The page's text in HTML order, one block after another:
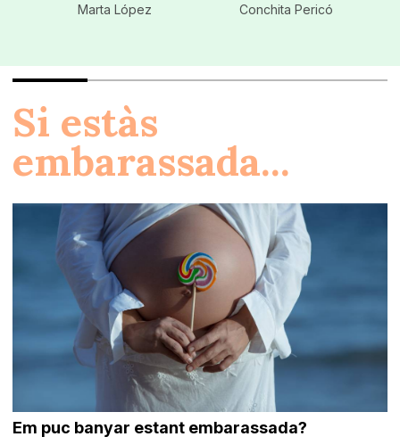
Marta López Conchita Pericó
Si estàs
embarassada...
Em puc banyar estant embarassada?